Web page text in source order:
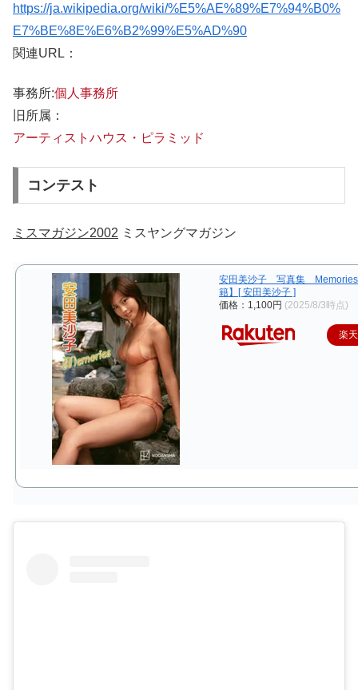
https://ja.wikipedia.org/wiki/%E5%AE%89%E7%94%B0%
E7%BE%8E%E6%B2%99%E5%AD%90
関連URL：
事務所:個人事務所
旧所属：
アーティストハウス・ピラミッド
コンテスト
ミスマガジン2002 ミスヤングマガジン
安田美沙子 写真集 Memories
籍】[ 安田美沙子 ]
価格：1,100円 (2025/8/3時点)
楽